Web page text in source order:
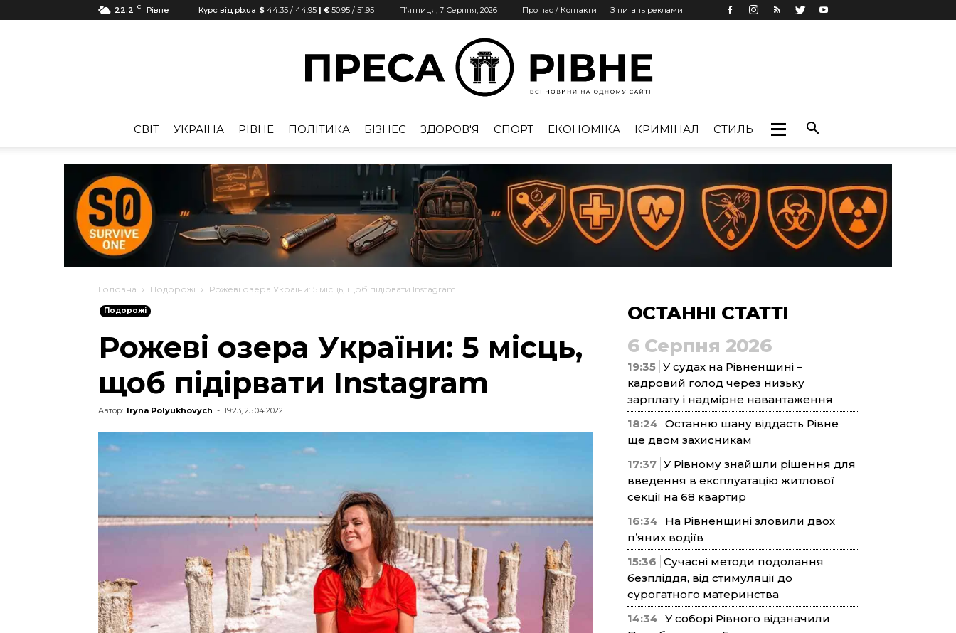
22.2 C Рівне Курс від pb.ua: $ 44.35 / 44.95 | € 50.95 / 51.95 П’ятниця, 7 Серпня, 2026 Про нас / Контакти З питань реклами
Рівне
CВІТ УКРАЇНА РІВНЕ ПОЛІТИКА БІЗНЕС ЗДОРОВ'Я СПОРТ ЕКОНОМІКА КРИМІНАЛ СТИЛЬ
Головна Подорожі Рожеві озера України: 5 місць, щоб підірвати Instagram
Подорожі
Рожеві озера України: 5 місць,
щоб підірвати Instagram
Автор: Iryna Polyukhovych - 19:23, 25.04.2022
ОСТАННІ СТАТТІ
6 Серпня 2026
19:35 У судах на Рівненщині –
кадровий голод через низьку
зарплату і надмірне навантаження
18:24 Останню шану віддасть Рівне
ще двом захисникам
17:37 У Рівному знайшли рішення для
введення в експлуатацію житлової
секції на 68 квартир
16:34
На Рівненщині зловили двох
п’яних водіїв
15:36 Сучасні методи подолання
безпліддя, від стимуляції до
сурогатного материнства
14:34 У соборі Рівного відзначили